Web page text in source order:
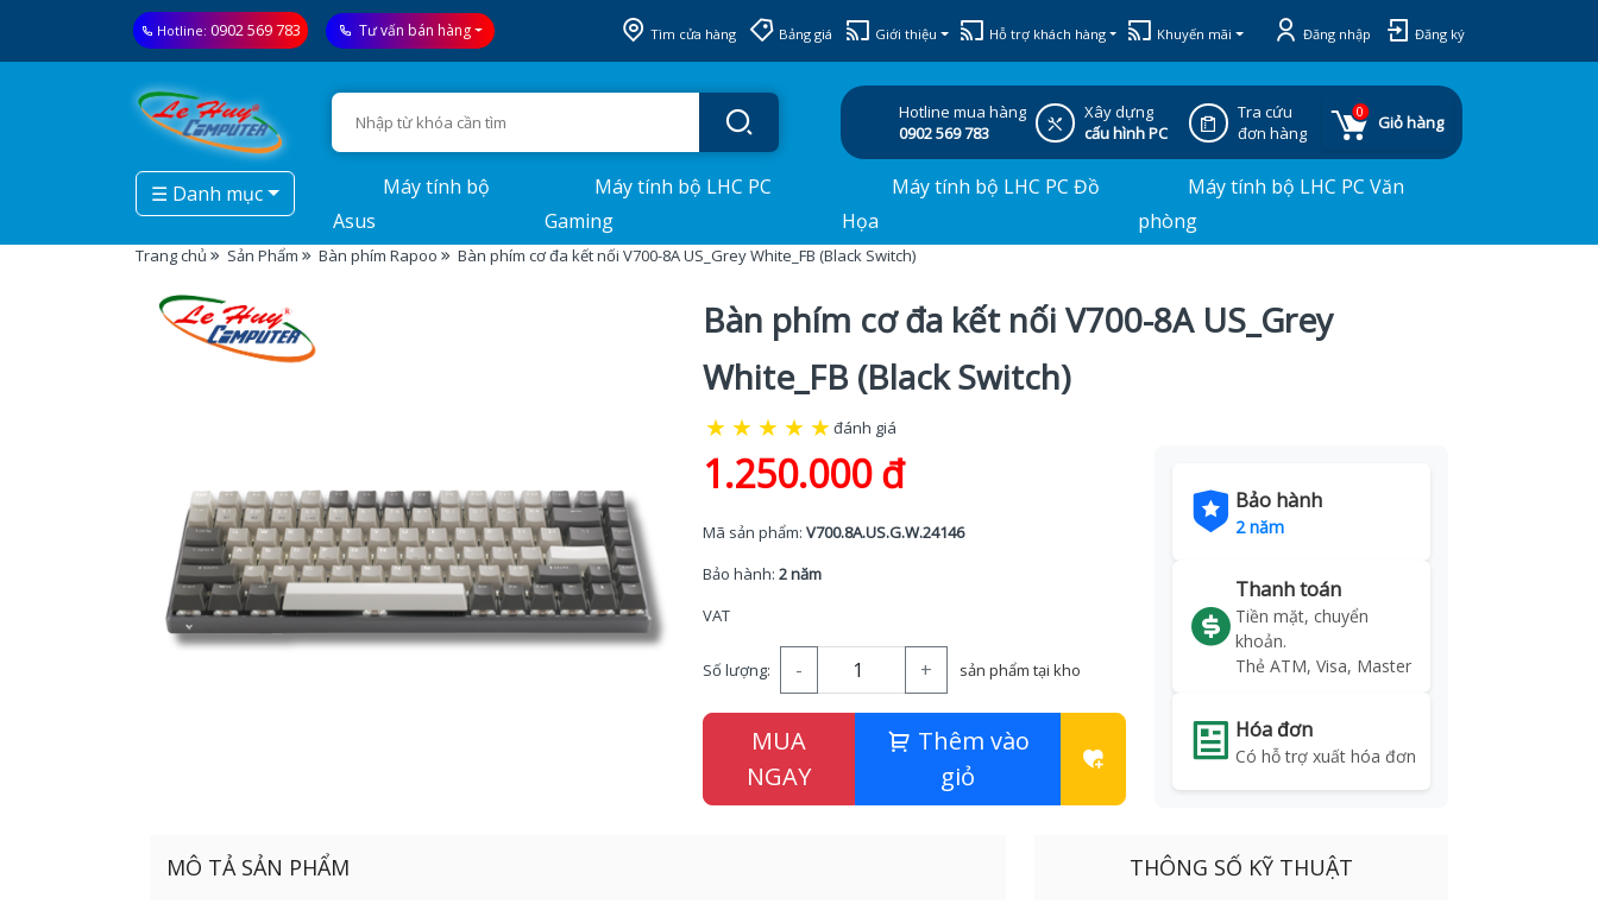
Hotline: 0902 569 783 Tư vấn bán hàng Tìm cửa hàng Bảng giá Giới thiệu Hỗ trợ khách hàng Khuyến mãi Đăng nhập Đăng ký
Hotline mua hàng
0902 569 783
Xây dựng
cấu hình PC
Tra cứu
đơn hàng
0
Giỏ hàng
☰ Danh mục
Máy tính bộ
Asus
Máy tính bộ LHC PC
Gaming
Máy tính bộ LHC PC Đồ
Họa
Máy tính bộ LHC PC Văn
phòng
Trang chủ Sản Phẩm Bàn phím Rapoo Bàn phím cơ đa kết nối V700-8A US_Grey White_FB (Black Switch)
Bàn phím cơ đa kết nối V700-8A US_Grey
White_FB (Black Switch)
★ ★ ★ ★ ★đánh giá
1.250.000 đ
Mã sản phẩm: V700.8A.US.G.W.24146
Bảo hành: 2 năm
VAT
Số lượng: - + sản phẩm tại kho
MUA
NGAY
Thêm vào
giỏ
Bảo hành
2 năm
Thanh toán
Tiền mặt, chuyển
khoản.
Thẻ ATM, Visa, Master
Hóa đơn
Có hỗ trợ xuất hóa đơn
MÔ TẢ SẢN PHẨM THÔNG SỐ KỸ THUẬT